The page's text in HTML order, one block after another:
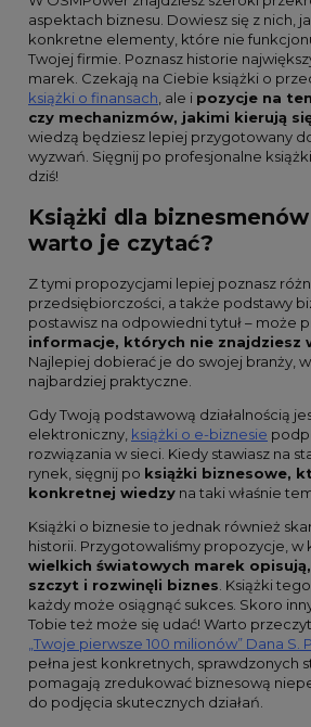
aspektach biznesu. Dowiesz się z nich,
konkretne elementy, które nie
Twojej firmie. Poznasz historie
marek. Czekają na Ciebie książki o
książki o finansach, ale i pozycje na
czy mechanizmów, jakimi kierują
wiedzą będziesz lepiej przygotowany
wyzwań. Sięgnij po profesjonalne
dziś!
Książki dla
warto je czytać?
Z tymi propozycjami lepiej poznasz
przedsiębiorczości, a także podstawy
postawisz na odpowiedni tytuł – może
informacje, których nie znajdziesz
Najlepiej dobierać je do swojej branży,
najbardziej praktyczne.
Gdy Twoją podstawową działalnością
elektroniczny, książki o e-biznesie
rozwiązania w sieci. Kiedy stawiasz na
rynek, sięgnij po książki biznesowe,
konkretnej wiedzy na taki właśnie
Książki o biznesie to jednak również
historii. Przygotowaliśmy propozycje, w
wielkich światowych marek
szczyt i rozwinęli biznes . Książki
każdy może osiągnąć sukces. Skoro
Tobie też może się udać! Warto
„Twoje pierwsze 100 milionów” Dana S.
pełna jest konkretnych, sprawdzonych
pomagają zredukować biznesową
do podjęcia skutecznych działań.